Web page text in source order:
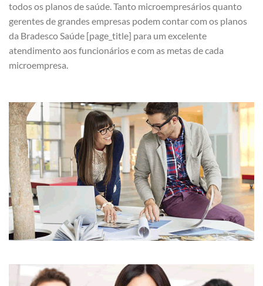
todos os planos de saúde. Tanto microempresários quanto
gerentes de grandes empresas podem contar com os planos
da Bradesco Saúde [page_title] para um excelente
atendimento aos funcionários e com as metas de cada
microempresa.